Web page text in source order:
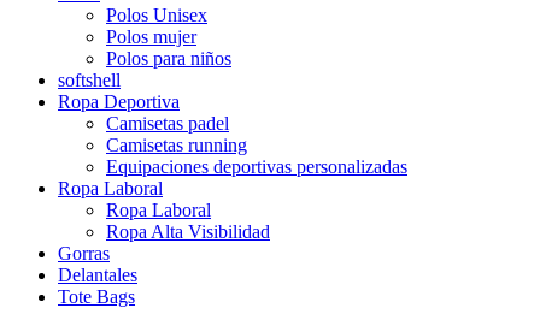
Polos Unisex
Polos mujer
Polos para niños
softshell
Ropa Deportiva
Camisetas padel
Camisetas running
Equipaciones deportivas personalizadas
Ropa Laboral
Ropa Laboral
Ropa Alta Visibilidad
Gorras
Delantales
Tote Bags